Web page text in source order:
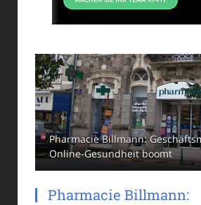
Pharmacie Billmann:
Online-Gesundheit boomt
Pharmacie Billmann: